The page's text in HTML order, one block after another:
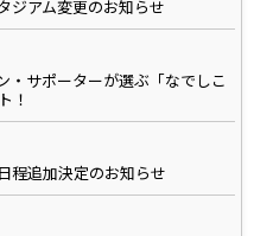
ジアム変更のお知らせ
・サポーターが選ぶ「なでしこ
！
程追加決定のお知らせ